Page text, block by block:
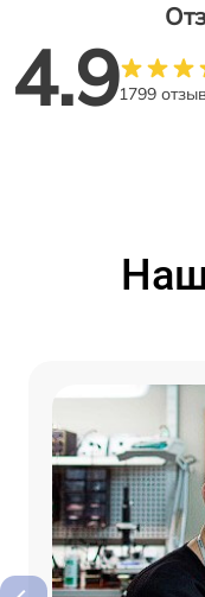
4.91799